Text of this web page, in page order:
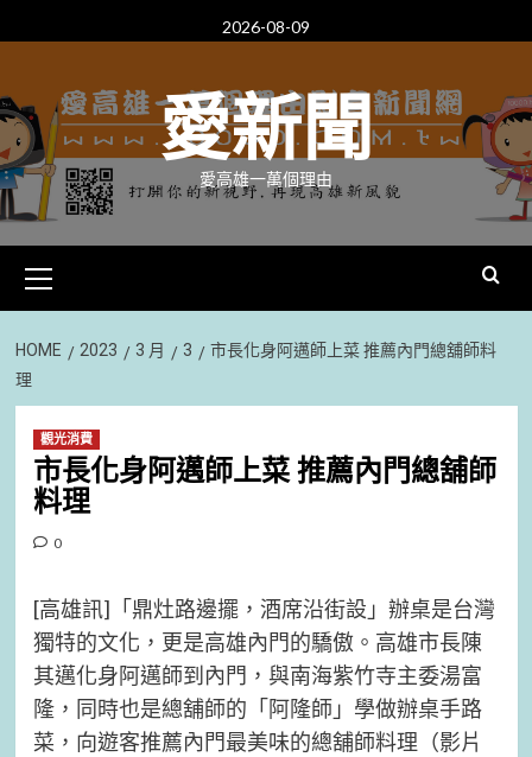
to
2026-08-09
愛新聞
愛高雄一萬個理由
Menu
HOME 2023 3 月 3
市長化身阿邁師上菜 推薦內門總舖師料
理
觀光消費
市長化身阿邁師上菜 推薦內門總舖師
料理
0
[高雄訊]「鼎灶路邊擺，酒席沿街設」辦桌是台灣
獨特的文化，更是高雄內門的驕傲。高雄市長陳
其邁化身阿邁師到內門，與南海紫竹寺主委湯富
隆，同時也是總舖師的「阿隆師」學做辦桌手路
菜，向遊客推薦內門最美味的總舖師料理（影片